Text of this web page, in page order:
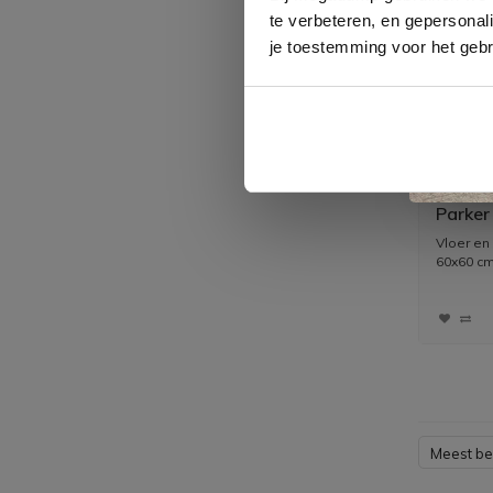
te verbeteren, en
je toestemming voor het
Vloer
m2)
Vloer
60x60
Meest